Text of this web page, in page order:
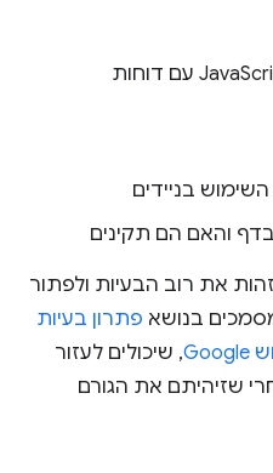
הודעות וטעויות ביומן JavaScript עם דוחות
בניידים
בדף והאם הם תקינים
את רוב הבעיות ולפתור
פתרון בעיות
, שיכולים לעזור
שזיהיתם את הגורם